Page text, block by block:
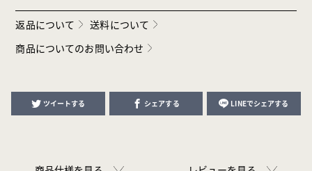
返品について
送料について
商品についてのお問い合わせ
ツイートする シェアする LINEでシェアする